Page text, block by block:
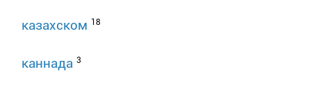
казахском 18
каннада 3